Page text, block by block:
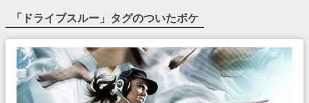
「 ドライブスルー 」タグのついたボケ